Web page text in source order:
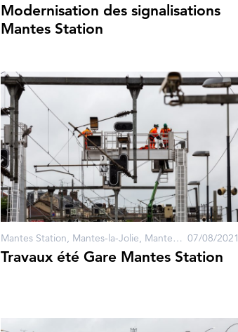
Modernisation des signalisations
Mantes Station
Mantes Station, Mantes-la-Jolie, Mantes-la-Ville 07/08/2021
Travaux été Gare Mantes Station